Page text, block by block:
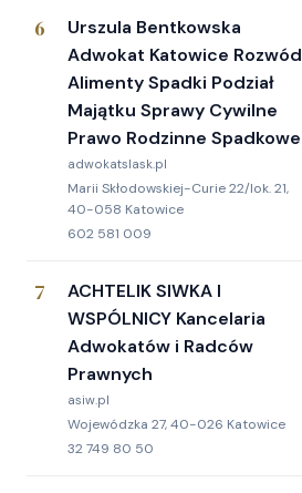
6
Urszula Bentkowska
Adwokat Katowice Rozwód
Alimenty Spadki Podział
Majątku Sprawy Cywilne
Prawo Rodzinne Spadkowe
adwokatslask.pl
Marii Skłodowskiej-Curie 22/lok. 21,
40-058 Katowice
602 581 009
7
ACHTELIK SIWKA I
WSPÓLNICY Kancelaria
Adwokatów i Radców
Prawnych
asiw.pl
Wojewódzka 27, 40-026 Katowice
32 749 80 50